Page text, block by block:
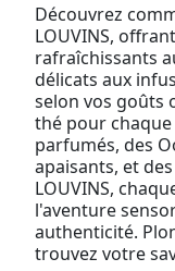
Découvrez
LOUVINS,
rafraîchissants
délicats aux
selon vos goûts
thé pour
parfumés, des
apaisants, et
LOUVINS,
l'aventure
authenticité.
trouvez votre